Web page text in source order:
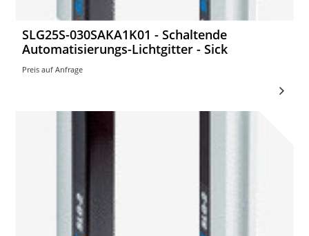
SLG25S-030SAKA1K01 - Schaltende
Automatisierungs-Lichtgitter - Sick
Preis auf Anfrage